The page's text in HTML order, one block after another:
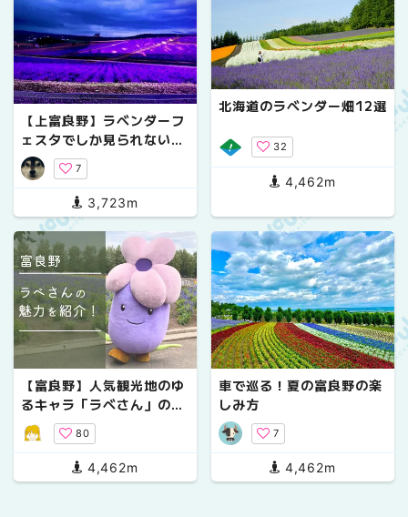
【上富良野】ラベンダーフ
ェスタでしか見られない幻
想夜景
7
3,723m
北海道のラベンダー畑12選
32
4,462m
【富良野】人気観光地のゆ
るキャラ「ラベさん」の魅
力を紹介！
80
4,462m
車で巡る！夏の富良野の楽
しみ方
7
4,462m